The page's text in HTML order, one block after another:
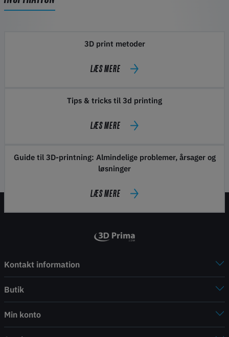
3D print metoder
LÆS MERE
Tips & tricks til 3d printing
LÆS MERE
Guide til 3D-printning: Almindelige problemer, årsager og
løsninger
LÆS MERE
Kontakt information
Butik
Min konto